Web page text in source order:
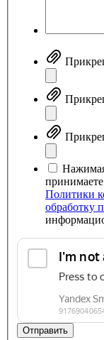
Политики
обработку
Отправить